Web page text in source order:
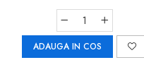
ADAUGA IN COS